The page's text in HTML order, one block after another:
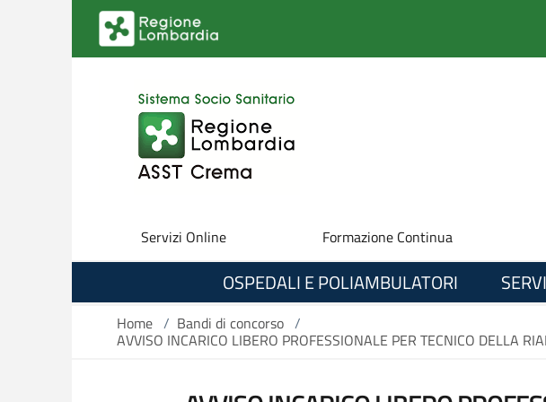
Salta al contenuto principale
Servizi Online Formazione Continua
OSPEDALI E POLIAMBULATORI
Home / Bandi di concorso /
AVVISO INCARICO LIBERO PROFESSIONALE PER TECNICO DELLA